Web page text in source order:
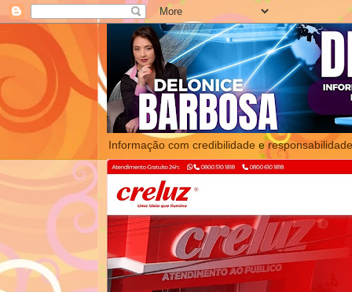
Informação com credibilidade e